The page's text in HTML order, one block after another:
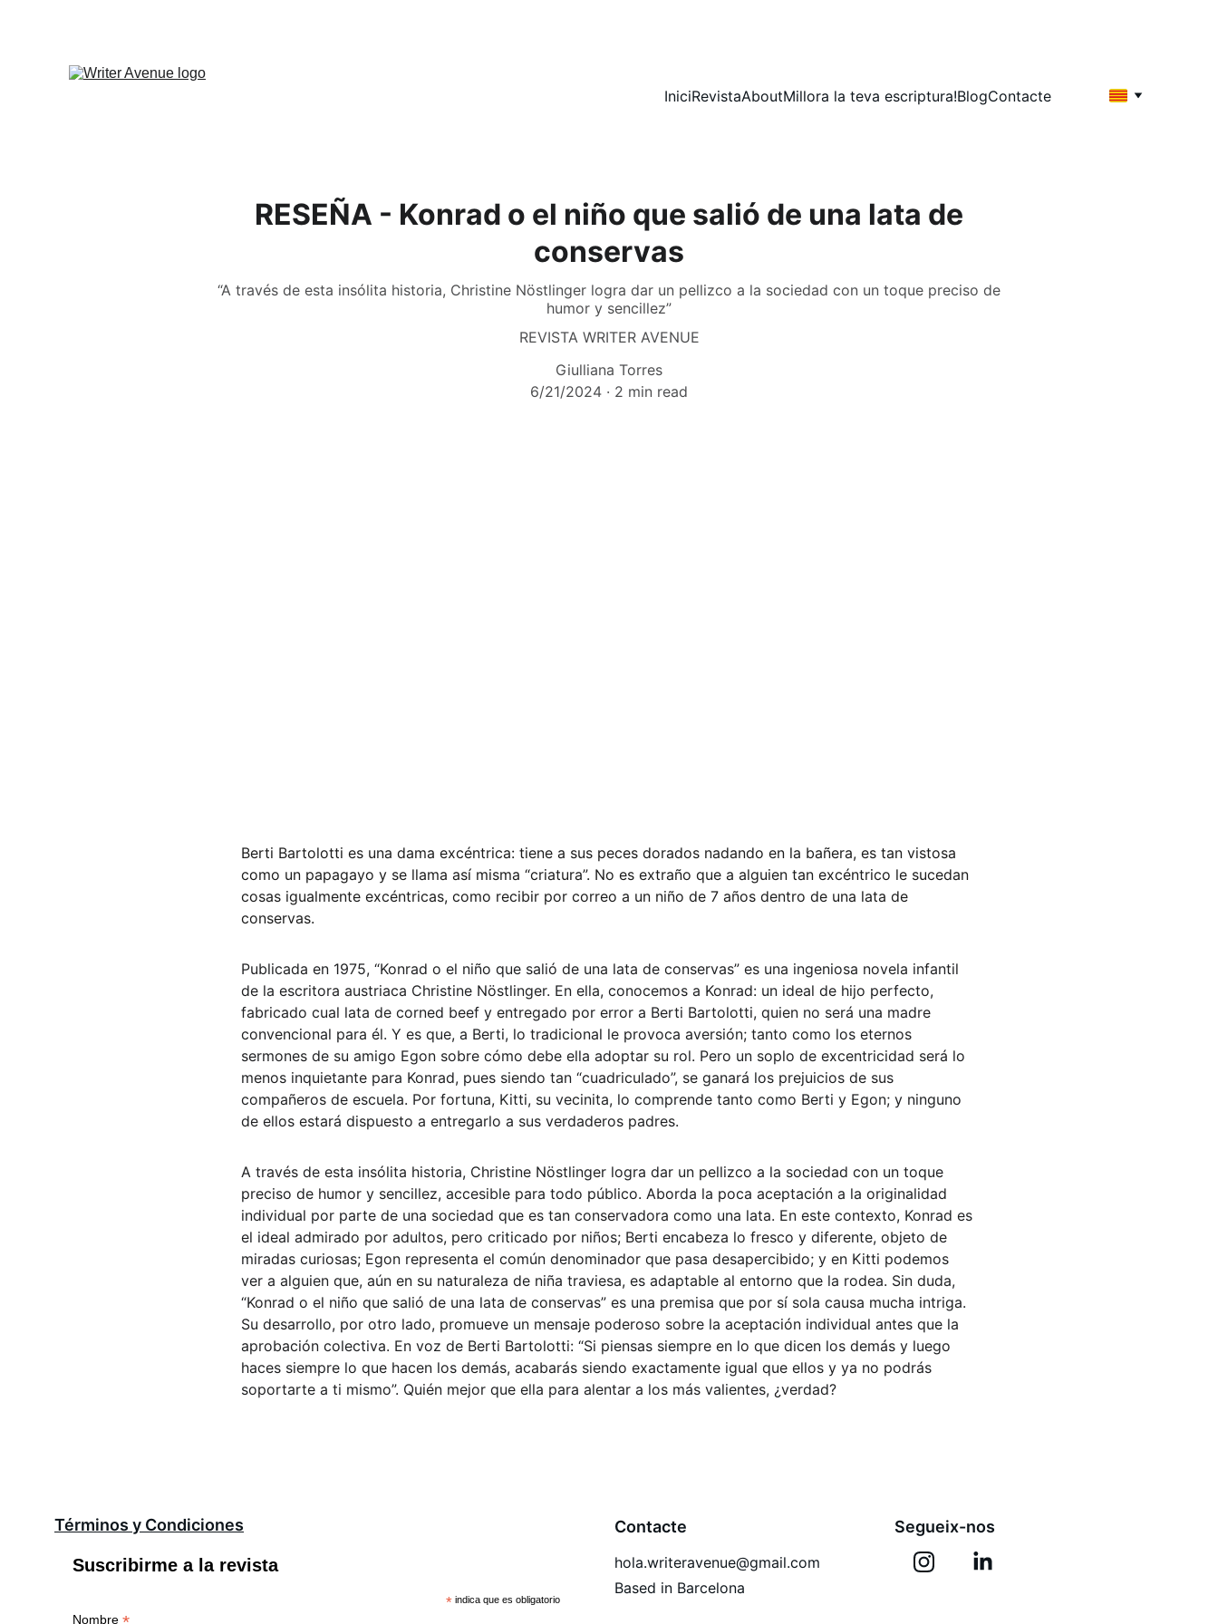
IniciRevistaAboutMillora la teva escriptura!BlogContacte
RESEÑA - Konrad o el niño que salió de una lata de
conservas
“A través de esta insólita historia, Christine Nöstlinger logra dar un pellizco a la sociedad con un toque preciso de
humor y sencillez”
REVISTA WRITER AVENUE
Giulliana Torres
6/21/2024
2 min read
Berti Bartolotti es una dama excéntrica: tiene a sus peces dorados nadando en la bañera, es tan vistosa
como un papagayo y se llama así misma “criatura”. No es extraño que a alguien tan excéntrico le sucedan
cosas igualmente excéntricas, como recibir por correo a un niño de 7 años dentro de una lata de
conservas.
Publicada en 1975, “Konrad o el niño que salió de una lata de conservas” es una ingeniosa novela infantil
de la escritora austriaca Christine Nöstlinger. En ella, conocemos a Konrad: un ideal de hijo perfecto,
fabricado cual lata de corned beef y entregado por error a Berti Bartolotti, quien no será una madre
convencional para él. Y es que, a Berti, lo tradicional le provoca aversión; tanto como los eternos
sermones de su amigo Egon sobre cómo debe ella adoptar su rol. Pero un soplo de excentricidad será lo
menos inquietante para Konrad, pues siendo tan “cuadriculado”, se ganará los prejuicios de sus
compañeros de escuela. Por fortuna, Kitti, su vecinita, lo comprende tanto como Berti y Egon; y ninguno
de ellos estará dispuesto a entregarlo a sus verdaderos padres.
A través de esta insólita historia, Christine Nöstlinger logra dar un pellizco a la sociedad con un toque
preciso de humor y sencillez, accesible para todo público. Aborda la poca aceptación a la originalidad
individual por parte de una sociedad que es tan conservadora como una lata. En este contexto, Konrad es
el ideal admirado por adultos, pero criticado por niños; Berti encabeza lo fresco y diferente, objeto de
miradas curiosas; Egon representa el común denominador que pasa desapercibido; y en Kitti podemos
ver a alguien que, aún en su naturaleza de niña traviesa, es adaptable al entorno que la rodea. Sin duda,
“Konrad o el niño que salió de una lata de conservas” es una premisa que por sí sola causa mucha intriga.
Su desarrollo, por otro lado, promueve un mensaje poderoso sobre la aceptación individual antes que la
aprobación colectiva. En voz de Berti Bartolotti: “Si piensas siempre en lo que dicen los demás y luego
haces siempre lo que hacen los demás, acabarás siendo exactamente igual que ellos y ya no podrás
soportarte a ti mismo”. Quién mejor que ella para alentar a los más valientes, ¿verdad?
Contacte
hola.writeravenue@gmail.com
Segueix-nos
Términos y Condiciones
Based in Barcelona